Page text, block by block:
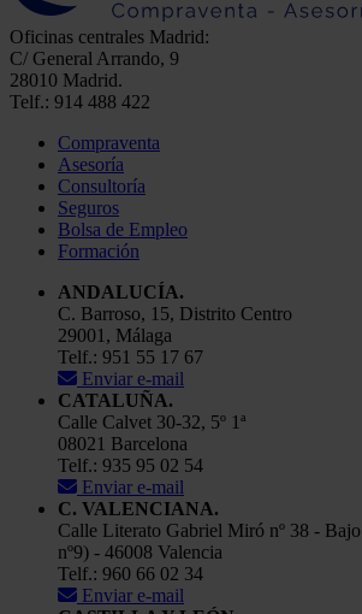
Oficinas centrales Madrid:
C/ General Arrando, 9
28010 Madrid.
Telf.: 914 488 422
Compraventa
Asesoría
Consultoría
Seguros
Bolsa de Empleo
Formación
ANDALUCÍA.
C. Barroso, 15, Distrito Centro
29001, Málaga
Telf.: 951 55 17 67
Enviar e-mail
CATALUÑA.
Calle Calvet 30-32, 5º 1ª
08021 Barcelona
Telf.: 935 95 02 54
Enviar e-mail
C. VALENCIANA.
Calle Literato Gabriel Miró nº 38 -
nº9) - 46008 Valencia
Telf.: 960 66 02 34
Enviar e-mail